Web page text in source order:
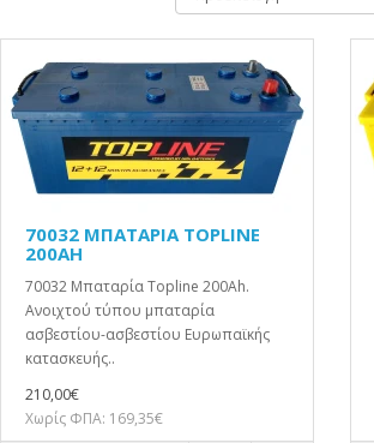
70032 ΜΠΑΤΑΡΙΑ TOPLINE
200AH
70032 Μπαταρία Topline 200Ah.
Ανοιχτού τύπου μπαταρία
ασβεστίου-ασβεστίου Ευρωπαϊκής
κατασκευής..
210,00€
Χωρίς ΦΠΑ: 169,35€